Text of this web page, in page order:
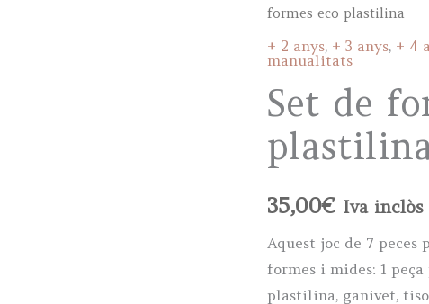
formes eco plastilina
+ 2 anys, + 3 anys, + 4
manualitats
Set de
35,00€ Iva inclòs
Aquest joc de 7
formes i mides: 1
plastilina, ganivet,